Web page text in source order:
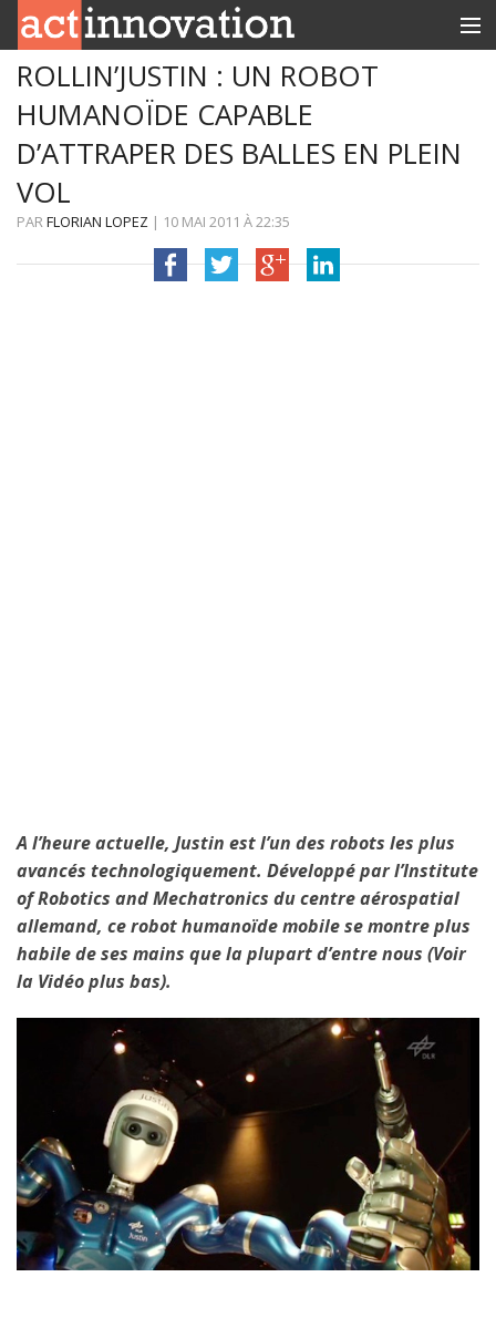
RUBRIQUES
INNOBOX
ROLLIN’JUSTIN : UN ROBOT
HUMANOÏDE CAPABLE
D’ATTRAPER DES BALLES EN PLEIN
VOL
PARFLORIAN LOPEZ | 10 MAI 2011 À22:35
A l’heure actuelle, Justin est l’un des robots les plus
avancés technologiquement. Développé par l’Institute
of Robotics and Mechatronics du centre aérospatial
allemand, ce robot humanoïde mobile se montre plus
habile de ses mains que la plupart d’entre nous (Voir
la Vidéo plus bas).